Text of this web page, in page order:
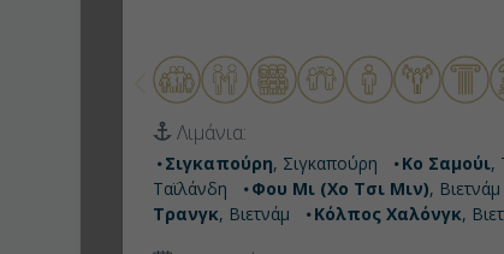
καταδύσεις και έχει εξελιχθεί σε έναν
τουρίστες, προσελκύοντας μεγάλο αριθμό
ταξιδιώτες.
• Κόλπος Χαλόνγκ:
ταξιδιωτικός προορισμός στην επαρχία
διαθέτει χιλιάδες ασβεστολιθικά νησιά
• Χονγκ Κονγκ:Παραθαλάσσια περιοχή και
Βρετανική αποικία και βρίσκεται στο
πόλη μαζί με το Καουλούν συνδέονται με
Λιμάνια:
Σιγκαπούρη, Σιγκαπούρη Κο Σαμούι,
Ταϊλάνδη
Φου Μι (Χο Τσι Μιν), Βιετνάμ
Τρανγκ, Βιετνάμ Κόλπος Χαλόνγκ,